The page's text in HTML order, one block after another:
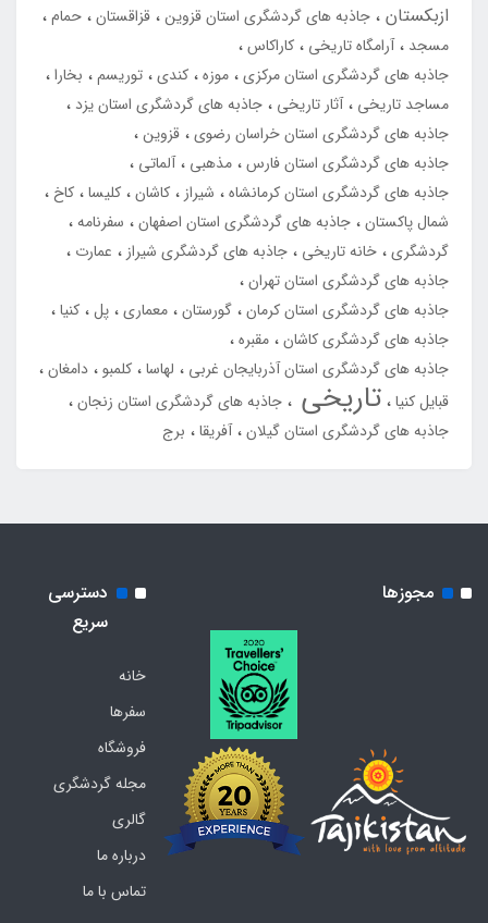
ازبکستان جاذبه های گردشگری استان قزوین قزاقستان حمام
مسجد
آرامگاه تاریخی
کاراکاس
جاذبه های گردشگری استان مرکزی موزه کندی توریسم
بخارا
مساجد تاریخی
آثار تاریخی
جاذبه های گردشگری استان یزد
جاذبه های گردشگری استان خراسان رضوی قزوین
جاذبه های گردشگری استان فارس مذهبی
آلماتی
جاذبه های گردشگری استان کرمانشاه
شیراز کاشان کلیسا کاخ
شمال پاکستان جاذبه های گردشگری استان اصفهان
سفرنامه
گردشگری خانه تاریخی جاذبه های گردشگری شیراز
عمارت
جاذبه های گردشگری استان تهران
جاذبه های گردشگری استان کرمان گورستان معماری پل کنیا
جاذبه های گردشگری کاشان مقبره
جاذبه های گردشگری استان آذربایجان غربی
لهاسا کلمبو دامغان
قبایل کنیا تاریخی
جاذبه های گردشگری استان زنجان
جاذبه های گردشگری استان گیلان آفریقا برج
مجوزها
دسترسی
سریع
خانه
سفرها
فروشگاه
مجله گردشگری
گالری
درباره ما
تماس با ما